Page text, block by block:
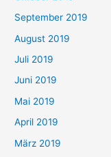
September 2019
August 2019
Juli 2019
Juni 2019
Mai 2019
April 2019
März 2019